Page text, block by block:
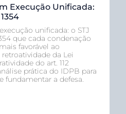
Execução Unificada:
unificada: o STJ
que cada condenação
favorável ao
da Lei
do art. 112
prática do IDPB para
fundamentar a defesa.